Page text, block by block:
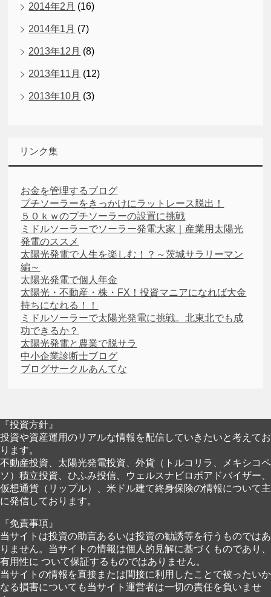
2014年2月 (16)
2014年1月 (7)
2013年12月 (8)
2013年11月 (12)
2013年10月 (3)
リンク集
お金を管理するブログ
プチソーラーをきっかけにラットレース脱出！
５０ｋｗのプチソーラーの設置に挑戦
ミドルソーラーでソーラー発電大家｜産業用太陽光
発電のススメ
太陽光発電で人生を楽しむ！？～茨城サラリーマン
編～
太陽光発電で個人年金
太陽光・不動産・株・FX！投資マニアになれば大金
持ちになれる！！
ミドルソーラーで太陽光発電に挑戦。北東北でも成
功できるか？
太陽光発電と農業で脱サラ
中小企業診断士ブログ
ブログサークルあんてな
『投資方針』
投資や資産運用のリアルな情報を配信していきたいと考えてお
ります。
不動産投資、太陽光発電投資、外貨（トルコリラ、メキシコペ
ソ）積立投資、ひふみ投信、ウェルスナビロボアドバイザー、
仮想通貨（リップル）、米ドル建て終身保険の情報について主
に発信しております。
『免責事項』
当サイトは投資の助言あるいは投資の勧誘等を行うものではあ
りません。当サイトの情報は個人的見解に基づくものであり、
有用性に ついて保証するものではありません。
当サイトの情報を直接または間接に利用したことで被ったいか
なる損害についても当サイト運営者は一切の責任を負いませ